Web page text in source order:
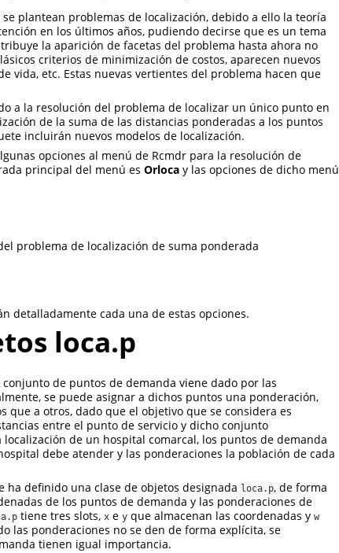
plantean problemas de localización, debido a ello la teoría
en los últimos años, pudiendo decirse que es un tema
la aparición de facetas del problema hasta ahora no
criterios de minimización de costos, aparecen nuevos
vida, etc. Estas nuevas vertientes del problema hacen que
a la resolución del problema de localizar un único punto en
de la suma de las distancias ponderadas a los puntos
incluirán nuevos modelos de localización.
opciones al menú de Rcmdr para la resolución de
principal del menú es Orloca y las opciones de dicho menú
problema de localización de suma ponderada
detalladamente cada una de estas opciones.
loca.p
de puntos de demanda viene dado por las
se puede asignar a dichos puntos una ponderación,
que a otros, dado que el objetivo que se considera es
entre el punto de servicio y dicho conjunto
de un hospital comarcal, los puntos de demanda
debe atender y las ponderaciones la población de cada
ha definido una clase de objetos designada loca.p, de forma
de los puntos de demanda y las ponderaciones de
tiene tres slots, x e y que almacenan las coordenadas y w
las ponderaciones no se den de forma explícita, se
tienen igual importancia.